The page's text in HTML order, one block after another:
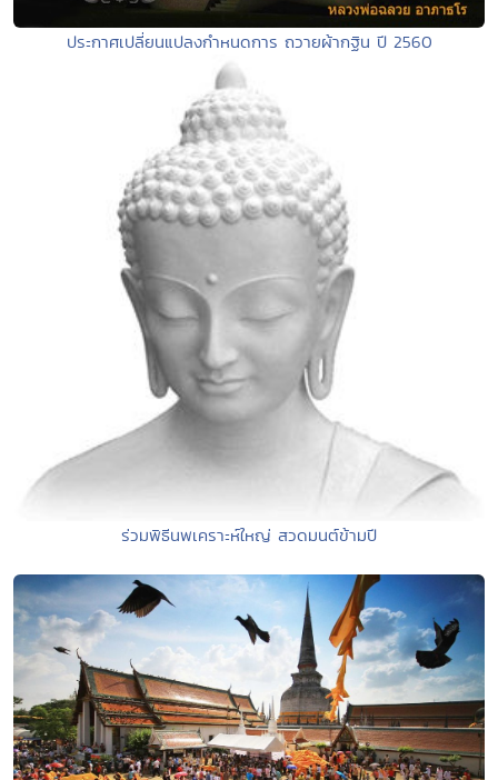
ประกาศเปลี่ยนแปลงกำหนดการ ถวายผ้ากฐิน ปี 2560
ร่วมพิธีนพเคราะห์ใหญ่ สวดมนต์ข้ามปี